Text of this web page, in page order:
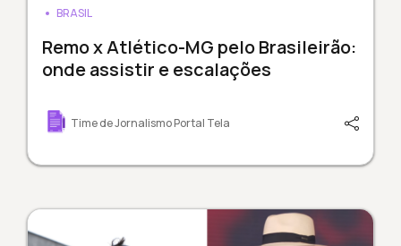
BRASIL
Remo x Atlético-MG pelo Brasileirão:
onde assistir e escalações
Time de Jornalismo Portal Tela